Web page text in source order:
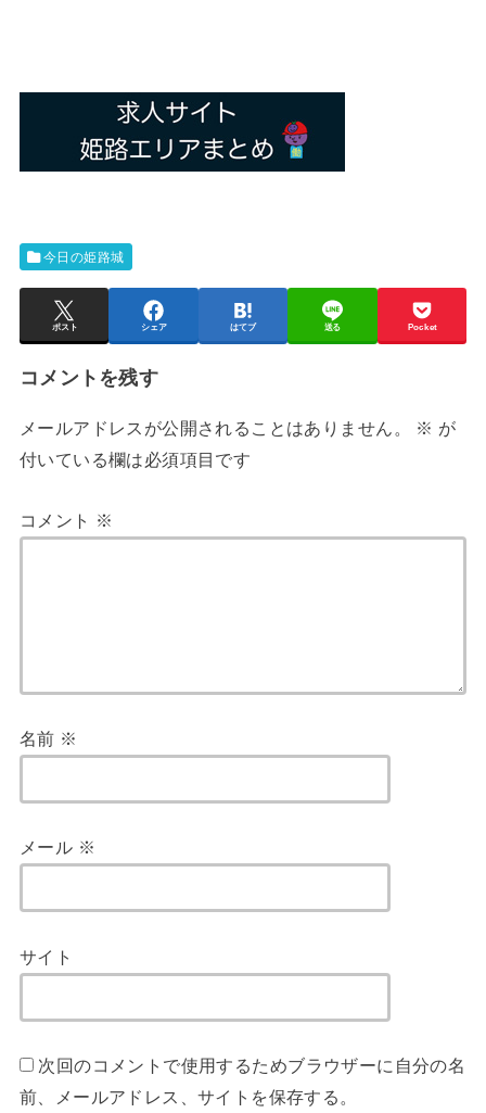
今日の姫路城
ポスト シェア はてブ 送る Pocket
コメントを残す
メールアドレスが公開されることはありません。 ※ が
付いている欄は必須項目です
コメント ※
名前 ※
メール ※
サイト
次回のコメントで使用するためブラウザーに自分の名
前、メールアドレス、サイトを保存する。